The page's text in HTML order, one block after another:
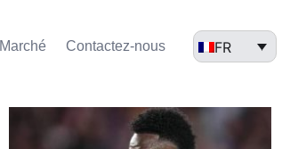
Marché​ Contactez-nous FR